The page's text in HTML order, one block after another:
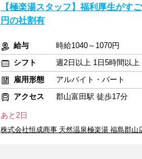
【極楽湯スタッフ】福利厚生がす
円の社割有
給与
時給1040～1070円
シフト
週2日以上 1日5時間以
雇用形態
アルバイト・パート
アクセス
郡山富田駅 徒歩17分
あと2日
株式会社恒成商事 天然温泉極楽湯 福島郡山